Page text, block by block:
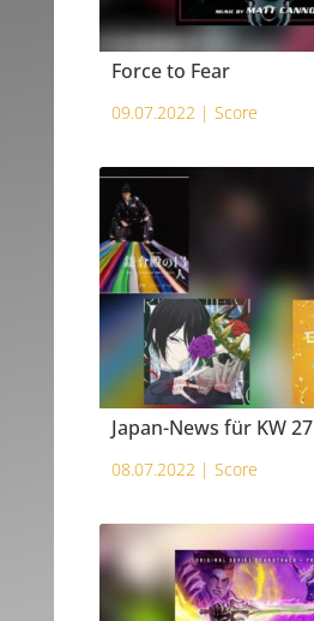
Force to Fear
09.07.2022 | Score
Japan-News für KW 27
08.07.2022 | Score